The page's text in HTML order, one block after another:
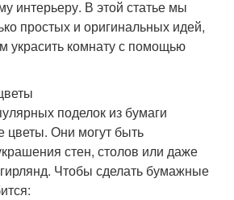
интерьеру. В этой статье мы
простых и оригинальных идей,
украсить комнату с помощью
поделок из бумаги
Они могут быть
стен, столов или даже
Чтобы сделать бумажные